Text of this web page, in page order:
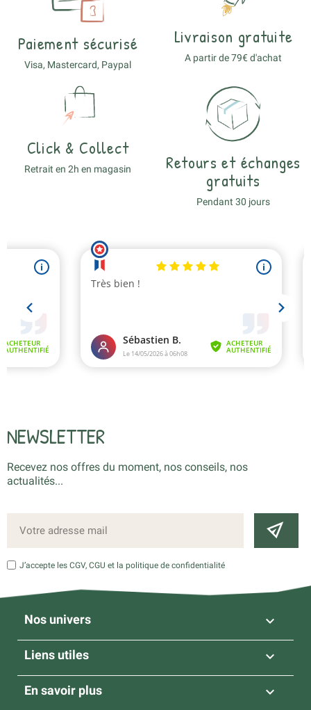
Paiement sécurisé
Visa, Mastercard, Paypal
Livraison gratuite
A partir de 79€ d'achat
Click & Collect
Retrait en 2h en magasin
Retours et échanges
gratuits
Pendant 30 jours
NEWSLETTER
Recevez nos offres du moment, nos conseils, nos
actualités...
J’accepte les CGV, CGU et la politique de confidentialité
Nos univers 
Liens utiles 
En savoir plus 